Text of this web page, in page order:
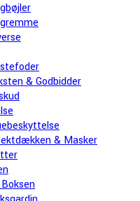
& Godbidder
& Masker